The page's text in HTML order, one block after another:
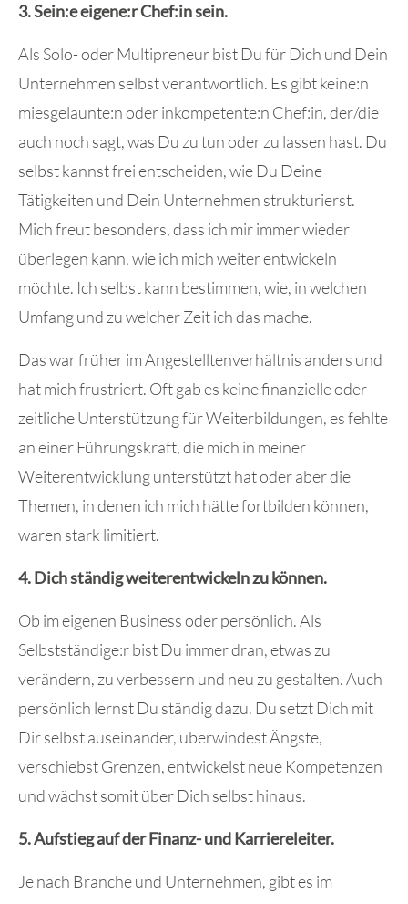
3. Sein:e eigene:r Chef:in sein.
Als Solo- oder Multipreneur bist Du für Dich und Dein
Unternehmen selbst verantwortlich. Es gibt keine:n
miesgelaunte:n oder inkompetente:n Chef:in, der/die
auch noch sagt, was Du zu tun oder zu lassen hast. Du
selbst kannst frei entscheiden, wie Du Deine
Tätigkeiten und Dein Unternehmen strukturierst.
Mich freut besonders, dass ich mir immer wieder
überlegen kann, wie ich mich weiter entwickeln
möchte. Ich selbst kann bestimmen, wie, in welchen
Umfang und zu welcher Zeit ich das mache.
Das war früher im Angestelltenverhältnis anders und
hat mich frustriert. Oft gab es keine finanzielle oder
zeitliche Unterstützung für Weiterbildungen, es fehlte
an einer Führungskraft, die mich in meiner
Weiterentwicklung unterstützt hat oder aber die
Themen, in denen ich mich hätte fortbilden können,
waren stark limitiert.
4. Dich ständig weiterentwickeln zu können.
Ob im eigenen Business oder persönlich. Als
Selbstständige:r bist Du immer dran, etwas zu
verändern, zu verbessern und neu zu gestalten. Auch
persönlich lernst Du ständig dazu. Du setzt Dich mit
Dir selbst auseinander, überwindest Ängste,
verschiebst Grenzen, entwickelst neue Kompetenzen
und wächst somit über Dich selbst hinaus.
5. Aufstieg auf der Finanz- und Karriereleiter.
Je nach Branche und Unternehmen, gibt es im